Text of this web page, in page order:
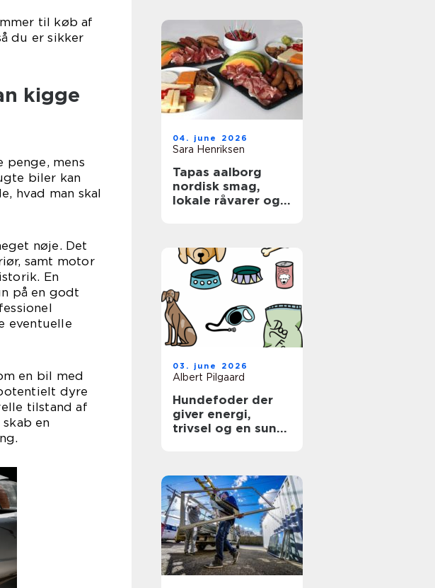
til køb af
du er sikker
kigge
mens
biler kan
hvad man skal
nøje. Det
samt motor
En
på en godt
eventuelle
en bil med
dyre
tilstand af
en
04. june 2026
Sara Henriksen
Tapas aalborg
nordisk smag,
lokale råvarer og
03. june 2026
Albert Pilgaard
Hundefoder der
giver energi,
trivsel og en sund